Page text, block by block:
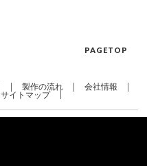
PAGETOP
製作の流れ
会社情報
サイトマップ